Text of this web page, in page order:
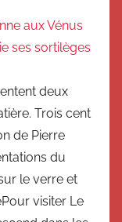
aux Vénus
ses sortilèges
deux
Trois cent
de Pierre
du
le verre et
visiter Le